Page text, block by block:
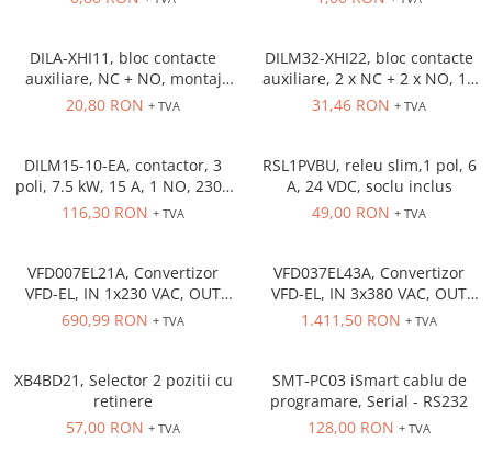
Accesorii generale
Servo-Motoare )
Soft Startere
Power meter
Regulatoare de temperatura si
Seria DTK
Seria DT3
Counter Timer Tahometru
Dispozitive comunicatie
DILA-XHI11, bloc contacte
auxiliare, NC + NO, montaj
frontal
20,80 RON + TVA
DILM32-XHI22, bloc contacte
auxiliare, 2 x NC + 2 x NO, 16
A, montaj frontal
31,46 RON + TVA
DILM15-10-EA, contactor, 3
poli, 7.5 kW, 15 A, 1 NO, 230V
AC
116,30 RON + TVA
RSL1PVBU, releu slim,1 pol, 6
A, 24 VDC, soclu inclus
49,00 RON + TVA
VFD007EL21A, Convertizor
VFD-EL, IN 1x230 VAC, OUT
3x230 VAC, 0.75 kW, 4.2 A,
inclus
690,99 RON + TVA
VFD037EL43A, Convertizor
VFD-EL, IN 3x380 VAC, OUT
3x380 VAC, 3.7kW, 8.2 A,
inclus
1.411,50 RON + TVA
XB4BD21, Selector 2 pozitii cu
retinere
57,00 RON + TVA
SMT-PC03 iSmart cablu de
programare, Serial - RS232
128,00 RON + TVA